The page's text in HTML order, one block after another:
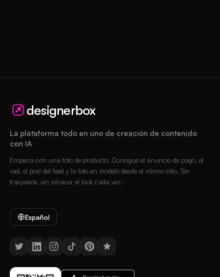
designerbox
La plataforma todo en uno de creación de contenido
con IA
Empieza con una foto de producto. Consigue el anuncio de pago, el
reel, el post del feed y la foto en modelo desde el mismo sitio. Sin
traspasos, sin rehacer el look cada vez.
Español